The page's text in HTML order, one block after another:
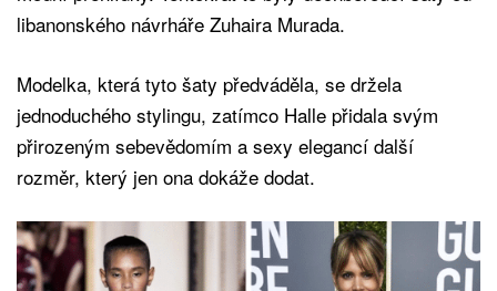
libanonského návrháře Zuhaira Murada.
Modelka, která tyto šaty předváděla, se držela
jednoduchého stylingu, zatímco Halle přidala svým
přirozeným sebevědomím a sexy elegancí další
rozměr, který jen ona dokáže dodat.